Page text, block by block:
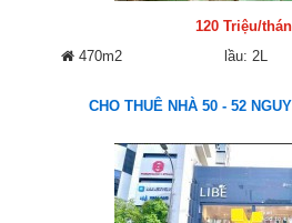
120 Triệu/
470m2
lầu: 2L
CHO THUÊ NHÀ 50 - 52